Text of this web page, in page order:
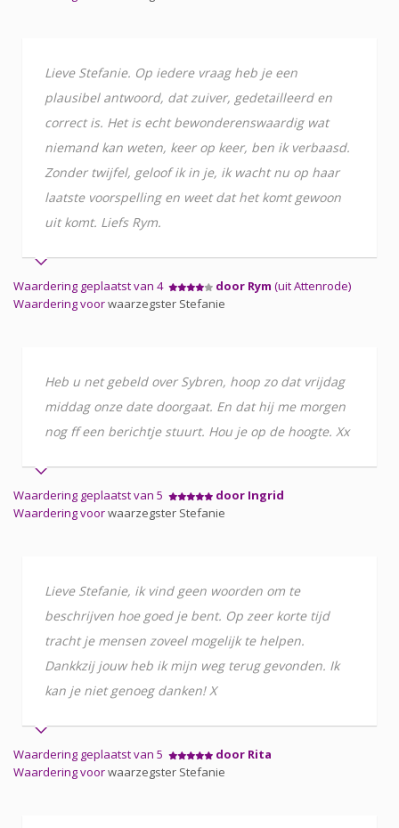
Lieve Stefanie. Op iedere vraag heb je een
plausibel antwoord, dat zuiver, gedetailleerd en
correct is. Het is echt bewonderenswaardig wat
niemand kan weten, keer op keer, ben ik verbaasd.
Zonder twijfel, geloof ik in je, ik wacht nu op haar
laatste voorspelling en weet dat het komt gewoon
uit komt. Liefs Rym.
Waardering geplaatst van 4 door Rym (uit Attenrode)
Waardering voorwaarzegster Stefanie
Heb u net gebeld over Sybren, hoop zo dat vrijdag
middag onze date doorgaat. En dat hij me morgen
nog ff een berichtje stuurt. Hou je op de hoogte. Xx
Waardering geplaatst van 5
door Ingrid
Waardering voorwaarzegster Stefanie
Lieve Stefanie, ik vind geen woorden om te
beschrijven hoe goed je bent. Op zeer korte tijd
tracht je mensen zoveel mogelijk te helpen.
Dankkzij jouw heb ik mijn weg terug gevonden. Ik
kan je niet genoeg danken! X
Waardering geplaatst van 5
door Rita
Waardering voorwaarzegster Stefanie